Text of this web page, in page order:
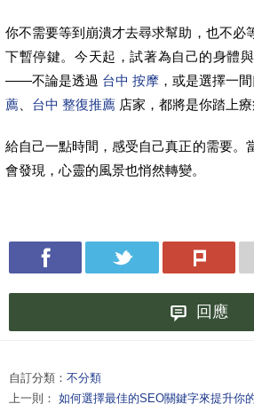
你不需要等到崩潰才去尋求幫助，也不必
下暫停鍵。今天起，試著為自己的身體
——不論是透過 台中 按摩 ，或是選擇一
薦、 台中 整復推薦 店家，都將是你踏上療
給自己一點時間，感受自己真正的需要。
會發現，心靈的風景也悄然轉變。
回應
自訂分類： 不分類
上一則： 如何選擇最佳的SEO關鍵字來提升你